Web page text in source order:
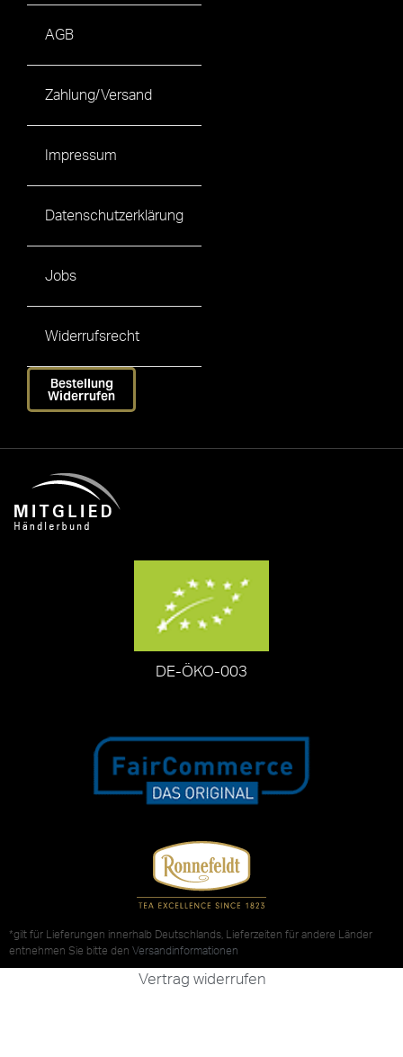
AGB
Zahlung/Versand
Impressum
Datenschutzerklärung
Jobs
Widerrufsrecht
Bestellung
Widerrufen
DE-ÖKO-003
*gilt für Lieferungen innerhalb Deutschlands, Lieferzeiten für andere Länder
entnehmen Sie bitte den Versandinformationen
Vertrag widerrufen